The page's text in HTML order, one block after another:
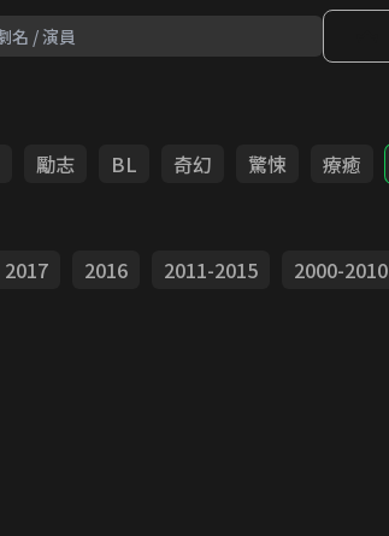
勵志 BL 奇幻 驚悚 療癒
2017 2016 2011-2015
2000-2010